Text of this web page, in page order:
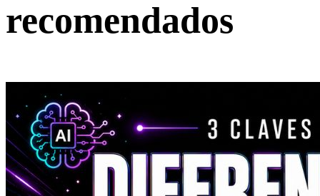
recomendados